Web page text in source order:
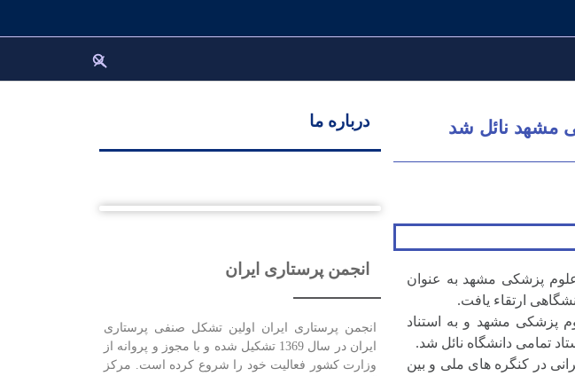
مشهد نائل شد
پزشکی مشهد به عنوان
ارتقاء یافت.
پزشکی مشهد و به استناد
تمامی دانشگاه نائل شد.
داخلی و خارجی، ارائه بیش از 35 مقاله و سخنرانی در کنگره های ملی و بین
درباره ما
انجمن پرستاری ایران
انجمن پرستاری ایران اولین تشکل صنفی پرستاری
ایران در سال 1369 تشکیل شده و با مجوز و پروانه از
وزارت کشور فعالیت خود را شروع کرده است. مرکز